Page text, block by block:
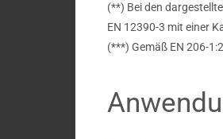
(**) Bei den
EN 12390-3 mit einer
(***) Gemäß EN 206-